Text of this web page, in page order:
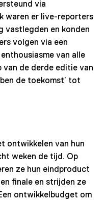
via
waren er live-reporters
vastlegden en konden
volgen via een
van alle
van de derde editie van
de toekomst’ tot
ontwikkelen van hun
weken de tijd. Op
ze hun eindproduct
finale en strijden ze
ontwikkelbudget om